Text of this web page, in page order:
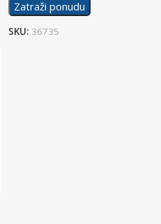
Zatraži ponudu
SKU: 36735